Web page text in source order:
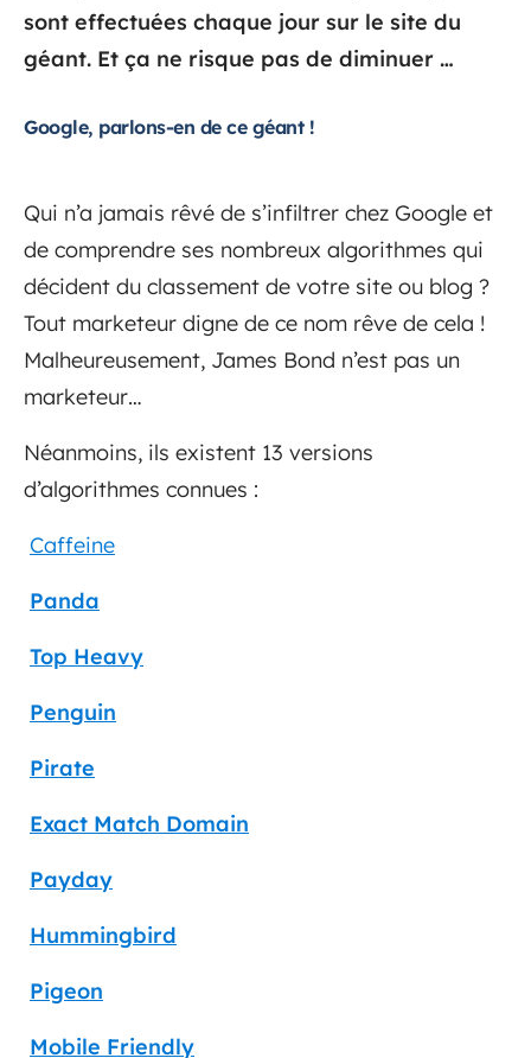
sont effectuées chaque jour sur le site du
géant. Et ça ne risque pas de diminuer …
Google, parlons-en de ce géant !
Qui n’a jamais rêvé de s’infiltrer chez Google et
de comprendre ses nombreux algorithmes qui
décident du classement de votre site ou blog ?
Tout marketeur digne de ce nom rêve de cela !
Malheureusement, James Bond n’est pas un
marketeur…
Néanmoins, ils existent 13 versions
d’algorithmes connues :
Caffeine
Panda
Top Heavy
Penguin
Pirate
Exact Match Domain
Payday
Hummingbird
Pigeon
Mobile Friendly